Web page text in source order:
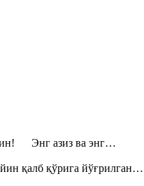
Энг азиз ва энг…
қалб қўрига йўғрилган…